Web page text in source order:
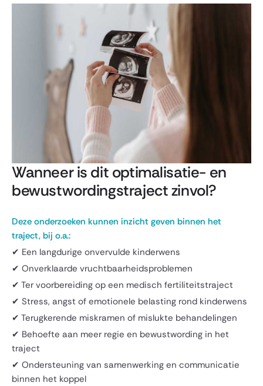
Wanneer is dit optimalisatie- en
bewustwordingstraject zinvol?
Deze onderzoeken kunnen inzicht geven binnen het
traject, bij o.a.:
✔ Een langdurige onvervulde kinderwens
✔ Onverklaarde vruchtbaarheidsproblemen
✔ Ter voorbereiding op een medisch fertiliteitstraject
✔ Stress, angst of emotionele belasting rond kinderwens
✔ Terugkerende miskramen of mislukte behandelingen
✔ Behoefte aan meer regie en bewustwording in het
traject
✔ Ondersteuning van samenwerking en communicatie
binnen het koppel